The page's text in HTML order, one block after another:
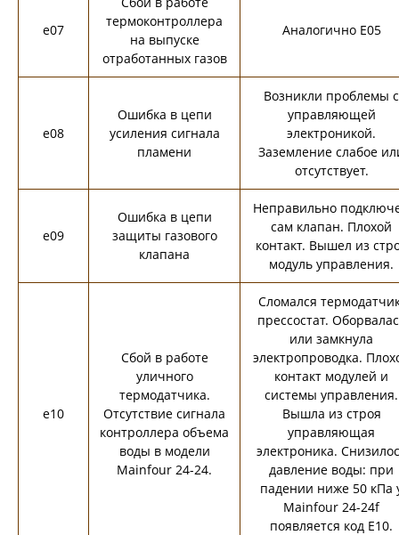
e07
термоконтроллера
на выпуске
отработанных газов
Аналогично E05
e08
Ошибка в цепи
усиления сигнала
пламени
Возникли проблемы с
управляющей
электроникой.
Заземление слабое
отсутствует.
e09
Ошибка в цепи
защиты газового
клапана
Неправильно
сам клапан. Плохой
контакт. Вышел из
модуль управления.
e10
Сбой в работе
уличного
термодатчика.
Отсутствие сигнала
контроллера объема
воды в модели
Mainfour 24-24.
Сломался
прессостат.
или замкнула
электропроводка.
контакт модулей и
системы управления.
Вышла из строя
управляющая
электроника.
давление воды: при
падении ниже 50 кПа
Mainfour 24-24f
появляется код E10.